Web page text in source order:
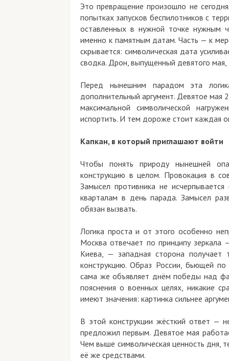
Это превращение произошло не
попытках запусков беспилотников с
оставленных в нужной точке нужным
именно к памятным датам. Часть — к
скрывается: символическая дата
сводка. Дрон, выпущенный девятого
Перед нынешним парадом эта
дополнительный аргумент. Девятое
максимальной символической
испортить. И тем дороже стоит каждая
Капкан, в который приглашают войти
Чтобы понять природу нынешней
конструкцию в целом. Провокация в
Замысел противника не
кварталам в день парада. Замысел
обязан вызвать.
Логика проста и от этого особенно
Москва отвечает по принципу зеркала
Киева, — западная сторона получает
конструкцию. Образ России, бьющей
сама же объявляет днём победы над
пояснения о военных целях, никакие
имеют значения: картинка сильнее
В этой конструкции жёсткий ответ —
предложил первым. Девятое мая
Чем выше символическая ценность дня,
её же средствами.